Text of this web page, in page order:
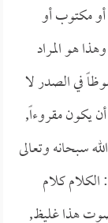
مكتوب أو
هو المراد
في الصدر لا
يكون مقروءاً,
سبحانه وتعالى
كلام
هذا غليظ,